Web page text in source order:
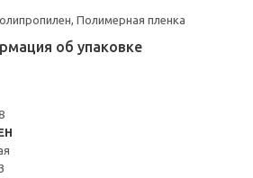
Полимерная пленка
об упаковке